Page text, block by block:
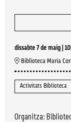
dissabte 7 de maig
Biblioteca Maria
Activitats Biblioteca
Organitza: